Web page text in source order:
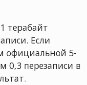
терабайт
Если
официальной 5-
0,3 перезаписи в